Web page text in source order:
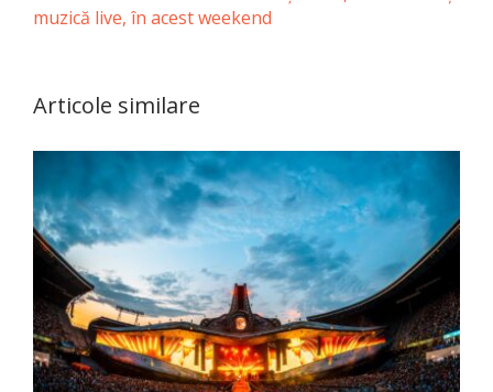
muzică live, în acest weekend
Articole similare